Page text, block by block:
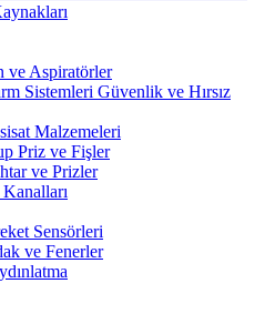
ve Aspiratörler
Güvenlik ve Hırsız
Malzemeleri
Priz ve Fişler
ve Prizler
Sensörleri
ve Fenerler